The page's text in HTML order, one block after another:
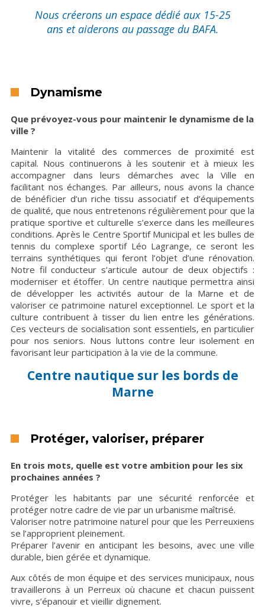
Nous créerons un espace dédié aux 15-25
ans et aiderons au passage du BAFA.
Dynamisme
Que prévoyez-vous pour maintenir le dynamisme de la
ville ?
Maintenir la vitalité des commerces de proximité est
capital. Nous continuerons à les soutenir et à mieux les
accompagner dans leurs démarches avec la Ville en
facilitant nos échanges. Par ailleurs, nous avons la chance
de bénéficier d’un riche tissu associatif et d’équipements
de qualité, que nous entretenons régulièrement pour que la
pratique sportive et culturelle s’exerce dans les meilleures
conditions. Après le Centre Sportif Municipal et les bulles de
tennis du complexe sportif Léo Lagrange, ce seront les
terrains synthétiques qui feront l’objet d’une rénovation.
Notre fil conducteur s’articule autour de deux objectifs :
moderniser et étoffer. Un centre nautique permettra ainsi
de développer les activités autour de la Marne et de
valoriser ce patrimoine naturel exceptionnel. Le sport et la
culture contribuent à tisser du lien entre les générations.
Ces vecteurs de socialisation sont essentiels, en particulier
pour nos seniors. Nous luttons contre leur isolement en
favorisant leur participation à la vie de la commune.
Centre nautique sur les bords de
Marne
Protéger, valoriser, préparer
En trois mots, quelle est votre ambition pour les six
prochaines années ?
Protéger les habitants par une sécurité renforcée et
protéger notre cadre de vie par un urbanisme maîtrisé.
Valoriser notre patrimoine naturel pour que les Perreuxiens
se l’approprient pleinement.
Préparer l’avenir en anticipant les besoins, avec une ville
durable, bien gérée et dynamique.
Aux côtés de mon équipe et des services municipaux, nous
travaillerons à un Perreux où chacune et chacun puissent
vivre, s’épanouir et vieillir dignement.